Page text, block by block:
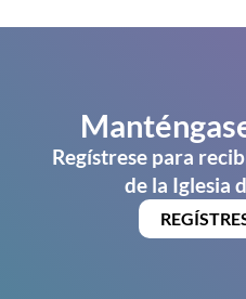
Regístrese para
de la Iglesia